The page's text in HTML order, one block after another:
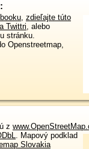
, zdieľajte túto
Twittri, alebo
stránku.
Openstreetmap,
z
. Mapový podklad
Slovakia